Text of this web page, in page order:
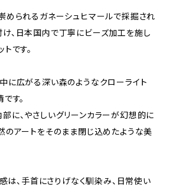
められるガネーシュヒマールで採掘され
、日本国内で丁寧にビーズ加工を施し
です。
に広がる深い森のようなクローライト
す。
に、やさしいグリーンカラーが幻想的に
のアートをそのまま閉じ込めたような美
は、手首にさりげなく馴染み、日常使い